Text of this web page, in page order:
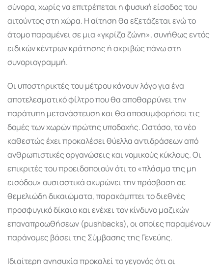
σύνορα, χωρίς να επιτρέπεται η φυσική είσοδος του
αιτούντος στη χώρα. Η αίτηση θα εξετάζεται ενώ το
άτομο παραμένει σε μια «γκρίζα ζώνη», συνήθως εντός
ειδικών κέντρων κράτησης ή ακριβώς πάνω στη
συνοριογραμμή.
Οι υποστηρικτές του μέτρου κάνουν λόγο για ένα
αποτελεσματικό φίλτρο που θα αποθαρρύνει την
παράτυπη μετανάστευση και θα αποσυμφορήσει τις
δομές των χωρών πρώτης υποδοχής. Ωστόσο, το νέο
καθεστώς έχει προκαλέσει θύελλα αντιδράσεων από
ανθρωπιστικές οργανώσεις και νομικούς κύκλους. Οι
επικριτές του προειδοποιούν ότι το «πλάσμα της μη
εισόδου» ουσιαστικά ακυρώνει την πρόσβαση σε
θεμελιώδη δικαιώματα, παρακάμπτει το διεθνές
προσφυγικό δίκαιο και ενέχει τον κίνδυνο μαζικών
επαναπροωθήσεων (pushbacks), οι οποίες παραμένουν
παράνομες βάσει της Σύμβασης της Γενεύης.
Ιδιαίτερη ανησυχία προκαλεί το γεγονός ότι οι